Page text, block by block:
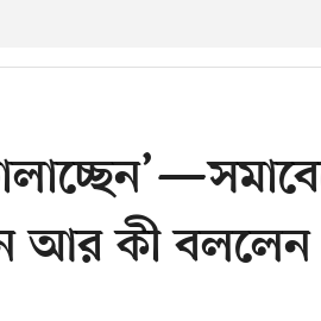
আর কী বললেন